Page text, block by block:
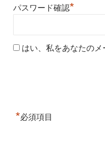
パスワード確認*
はい、私をあなたのメ
*必須項目